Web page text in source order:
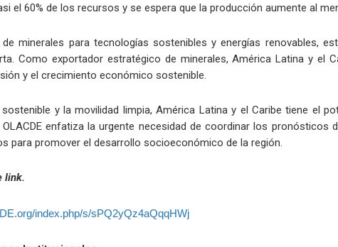
el 60% de los recursos y se espera que la producción aumente al
minerales para tecnologías sostenibles y energías renovables,
Como exportador estratégico de minerales, América Latina y el
y el crecimiento económico sostenible.
y la movilidad limpia, América Latina y el Caribe tiene el
enfatiza la urgente necesidad de coordinar los pronósticos
para promover el desarrollo socioeconómico de la región.
link.
index.php/s/sPQ2yQz4aQqqHWj